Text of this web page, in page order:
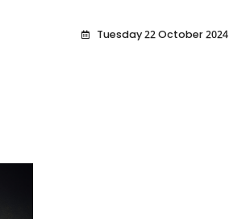
Tuesday 22 October 2024